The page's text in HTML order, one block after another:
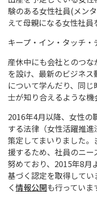
験のある女性社員(メン
えて母親になる女性社員
キープ・イン・タッチ・
産休中にも会社とのつ
を設け、最新のビジネ
について学んだり、同
士が知り合えるような機
2016年4月以降、女性の
する法律（女性活躍推進
策定してまいりました
援するため、社員のニ
努めており、2015年8月
基づく認定を取得して
く情報公開も行っていま